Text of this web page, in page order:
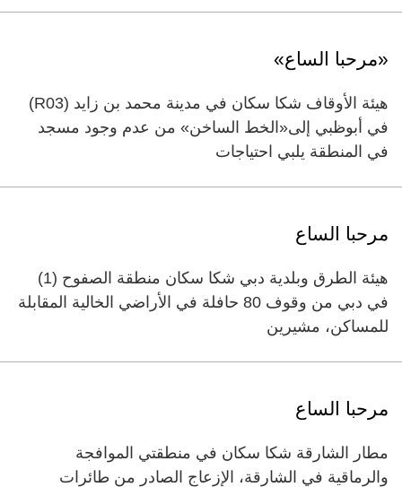
«مرحبا الساع»
هيئة الأوقاف شكا سكان في مدينة محمد بن زايد (R03)
في أبوظبي إلى«الخط الساخن» من عدم وجود مسجد
في المنطقة يلبي احتياجات
‏مرحبا الساع‏
‏هيئة الطرق وبلدية دبي شكا سكان منطقة الصفوح (1)
في دبي من وقوف 80 حافلة في الأراضي الخالية المقابلة
للمساكن، مشيرين
مرحبا الساع
مطار الشارقة شكا سكان في منطقتي الموافجة
والرماقية في الشارقة، الإزعاج الصادر من طائرات